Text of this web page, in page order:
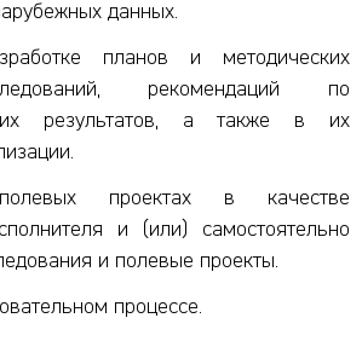
данных.
планов и методических
рекомендаций по
их результатов, а также в их
проектах в качестве
и (или) самостоятельно
и полевые проекты.
процессе.